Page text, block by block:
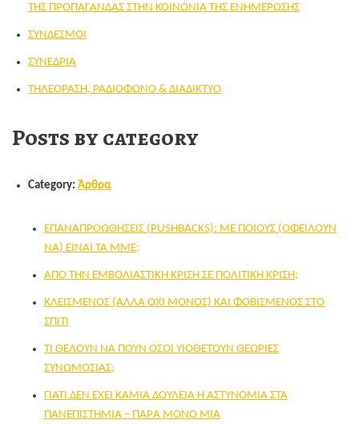
ΤΗΣ ΠΡΟΠΑΓΑΝΔΑΣ ΣΤΗΝ ΚΟΙΝΩΝΙΑ ΤΗΣ ΕΝΗΜΕΡΩΣΗΣ
ΣΥΝΔΕΣΜΟΙ
ΣΥΝΕΔΡΙΑ
ΤΗΛΕΟΡΑΣΗ, ΡΑΔΙΟΦΩΝΟ & ΔΙΑΔΙΚΤΥΟ
Posts by category
Category: Άρθρα
ΕΠΑΝΑΠΡΟΩΘΗΣΕΙΣ (PUSHBACKS): ΜΕ ΠΟΙΟΥΣ (ΟΦΕΙΛΟΥΝ
ΝΑ) ΕΙΝΑΙ ΤΑ ΜΜΕ;
ΑΠΟ ΤΗΝ ΕΜΒΟΛΙΑΣΤΙΚΗ ΚΡΙΣΗ ΣΕ ΠΟΛΙΤΙΚΗ ΚΡΙΣΗ;
ΚΛΕΙΣΜΕΝΟΣ (ΑΛΛΑ ΟΧΙ ΜΟΝΟΣ) ΚΑΙ ΦΟΒΙΣΜΕΝΟΣ ΣΤΟ
ΣΠΙΤΙ
ΤΙ ΘEΛΟΥΝ ΝΑ ΠΟΥΝ OΣΟΙ ΥΙΟΘΕΤΟYΝ ΘΕΩΡIΕΣ
ΣΥΝΩΜΟΣIΑΣ;
ΓΙΑΤI ΔΕΝ EΧΕΙ ΚΑΜIΑ ΔΟΥΛΕΙA Η ΑΣΤΥΝΟΜIΑ ΣΤΑ
ΠΑΝΕΠΙΣΤHΜΙΑ – ΠΑΡA ΜOΝΟ ΜIΑ